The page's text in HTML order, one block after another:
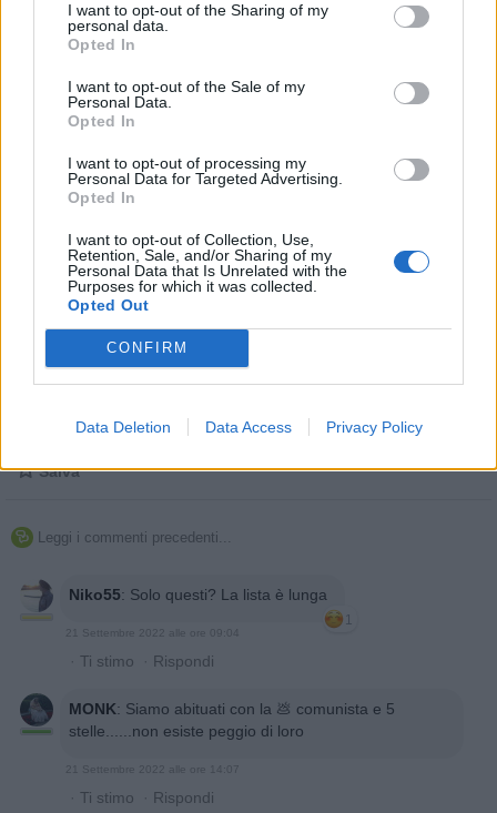
I want to opt-out of the Sharing of my
personal data.
Opted In
I want to opt-out of the Sale of my
Personal Data.
Opted In
I want to opt-out of processing my
Personal Data for Targeted Advertising.
Opted In
I want to opt-out of Collection, Use,
Retention, Sale, and/or Sharing of my
Personal Data that Is Unrelated with the
Purposes for which it was collected.
Opted Out
CONFIRM
Data Deletion Data Access Privacy Policy
tra pochi giorni scompariranno
le promesse elettorali di salvini
berlusconi e meloni e vedremo
quante caxxate senza senso
hanno promesso
Stime: 5
Salva
 Leggi i commenti precedenti...
Niko55: Solo questi? La lista è lunga
1
21 Settembre 2022 alle ore 09:04
· Ti stimo · Rispondi
MONK: Siamo abituati con la 💩 comunista e 5
stelle......non esiste peggio di loro
21 Settembre 2022 alle ore 14:07
· Ti stimo · Rispondi